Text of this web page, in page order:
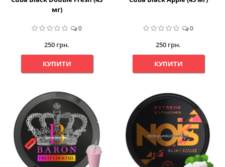
мг)
0
250 грн.
КУПИТИ
0
250 грн.
КУПИТИ